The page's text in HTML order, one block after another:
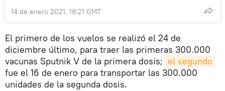
14 de enero 2021, 18:21 GMT
El primero de los vuelos se realizó el 24 de
diciembre último, para traer las primeras 300.000
vacunas Sputnik V de la primera dosis; el segundo
fue el 16 de enero para transportar las 300.000
unidades de la segunda dosis.